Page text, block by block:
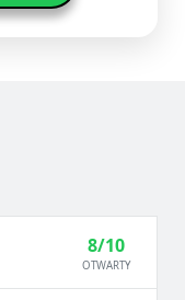
8/10
OTWARTY